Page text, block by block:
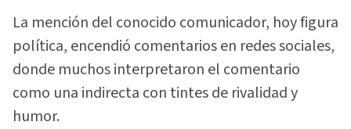
La mención del conocido comunicador, hoy figura
política, encendió comentarios en redes sociales,
donde muchos interpretaron el comentario
como una indirecta con tintes de rivalidad y
humor.